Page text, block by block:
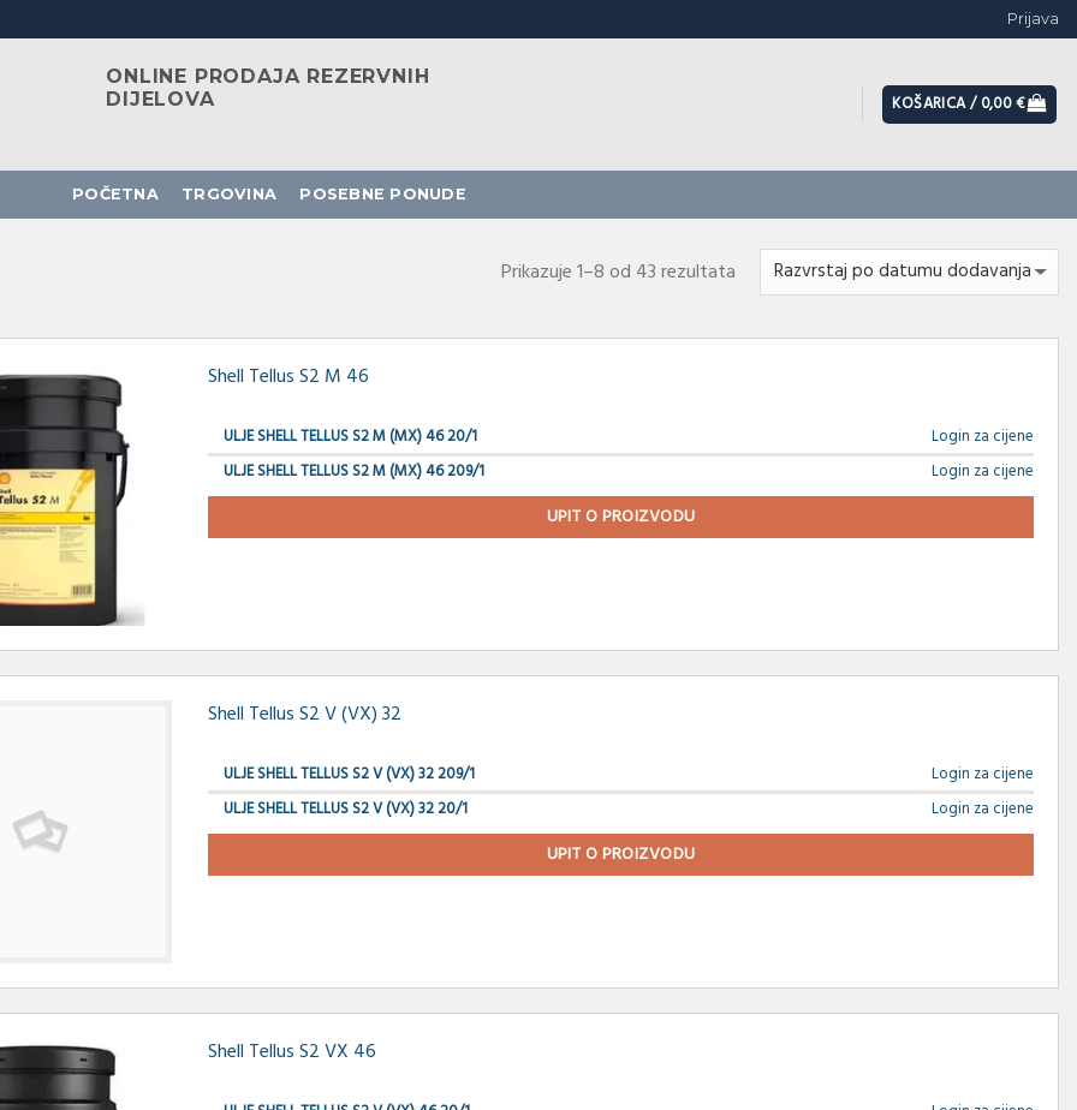
Prijava
ONLINE PRODAJA REZERVNIH
DIJELOVA
KOŠARICA /0,00€
POČETNA TRGOVINA POSEBNE PONUDE
Prikazuje 1–8 od 43 rezultata
Shell Tellus S2 M 46
ULJE SHELL TELLUS S2 M (MX) 46 20/1
Login za cijene
ULJE SHELL TELLUS S2 M (MX) 46 209/1
Login za cijene
UPIT O PROIZVODU
Shell Tellus S2 V (VX) 32
ULJE SHELL TELLUS S2 V (VX) 32 209/1
Login za cijene
ULJE SHELL TELLUS S2 V (VX) 32 20/1
Login za cijene
UPIT O PROIZVODU
Shell Tellus S2 VX 46